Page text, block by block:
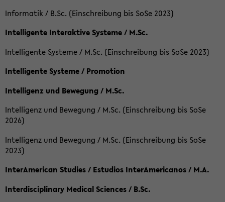
Informatik / B.Sc. (Einschreibung bis SoSe 2023)
Intelligente Interaktive Systeme / M.Sc.
Intelligente Systeme / M.Sc. (Einschreibung bis SoSe 2023)
Intelligente Systeme / Promotion
Intelligenz und Bewegung / M.Sc.
Intelligenz und Bewegung / M.Sc. (Einschreibung bis SoSe
2026)
Intelligenz und Bewegung / M.Sc. (Einschreibung bis SoSe
2023)
InterAmerican Studies / Estudios InterAmericanos / M.A.
Interdisciplinary Medical Sciences / B.Sc.